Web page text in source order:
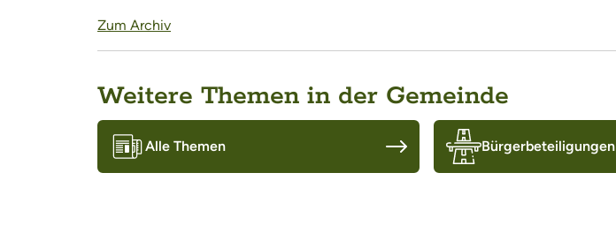
Zum Archiv
Weitere Themen in der Gemeinde
Alle Themen Bürgerbeteiligungen